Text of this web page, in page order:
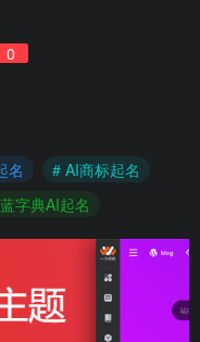
0
名
# AI商标起名
字典AI起名